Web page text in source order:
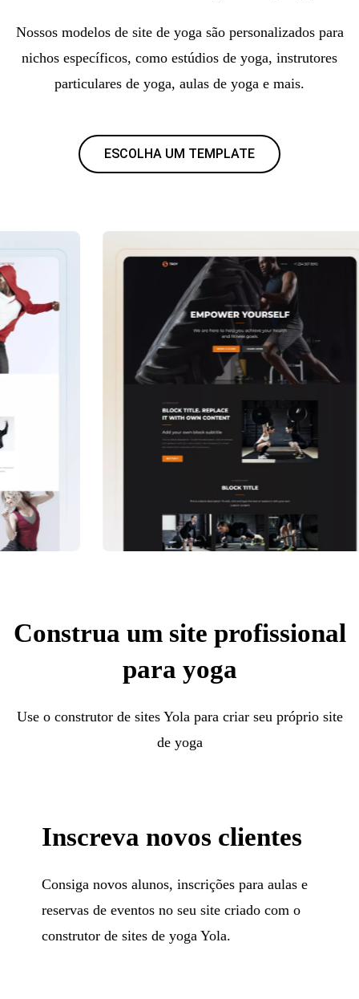
Nossos modelos de site de yoga são personalizados para
nichos específicos, como estúdios de yoga, instrutores
particulares de yoga, aulas de yoga e mais.
ESCOLHA UM TEMPLATE
Construa um site profissional
para yoga
Use o construtor de sites Yola para criar seu próprio site
de yoga
Inscreva novos clientes
Consiga novos alunos, inscrições para aulas e
reservas de eventos no seu site criado com o
construtor de sites de yoga Yola.